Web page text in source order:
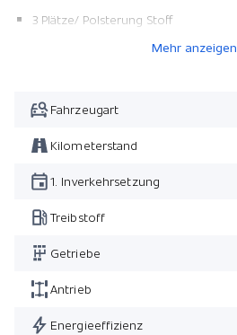
3 Plätze/ Polsterung Stoff
Mehr anzeigen
Fahrzeugart
Kilometerstand
1. Inverkehrsetzung
Treibstoff
Getriebe
Antrieb
Energieeffizienz